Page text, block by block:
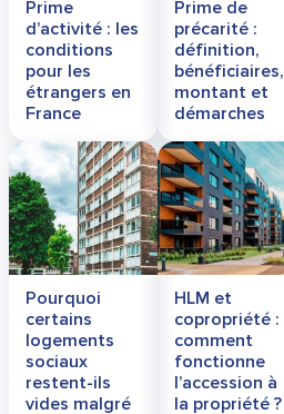
Prime
d’activité : les
conditions
pour les
étrangers en
France
Prime de
précarité :
définition,
bénéficiaires,
montant et
démarches
Pourquoi
certains
logements
sociaux
restent-ils
vides malgré
HLM et
copropriété :
comment
fonctionne
l’accession à
la propriété ?